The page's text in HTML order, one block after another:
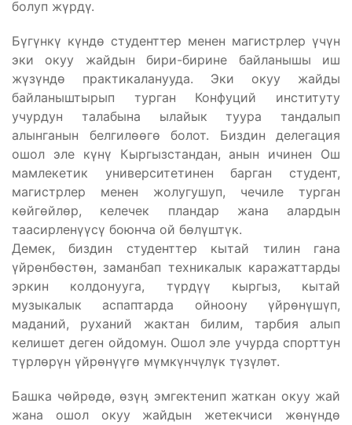
болуп жүрдү.
Бүгүнкү күндө студенттер менен магистрлер үчүн
эки окуу жайдын бири-бирине байланышы иш
жүзүндө практикаланууда. Эки окуу жайды
байланыштырып турган Конфуций институту
учурдун талабына ылайык туура тандалып
алынганын белгилөөгө болот. Биздин делегация
ошол эле күнү Кыргызстандан, анын ичинен Ош
мамлекетик университетинен барган студент,
магистрлер менен жолугушуп, чечиле турган
көйгөйлөр, келечек пландар жана алардын
таасирленүүсү боюнча ой бөлүштүк.
Демек, биздин студенттер кытай тилин гана
үйрөнбөстөн, заманбап техникалык каражаттарды
эркин колдонууга, түрдүү кыргыз, кытай
музыкалык аспаптарда ойноону үйрөнүшүп,
маданий, руханий жактан билим, тарбия алып
келишет деген ойдомун. Ошол эле учурда спорттун
түрлөрүн үйрөнүүгө мүмкүнчүлүк түзүлөт.
Башка чөйрөдө, өзүӊ эмгектенип жаткан окуу жай
жана ошол окуу жайдын жетекчиси жөнүндө